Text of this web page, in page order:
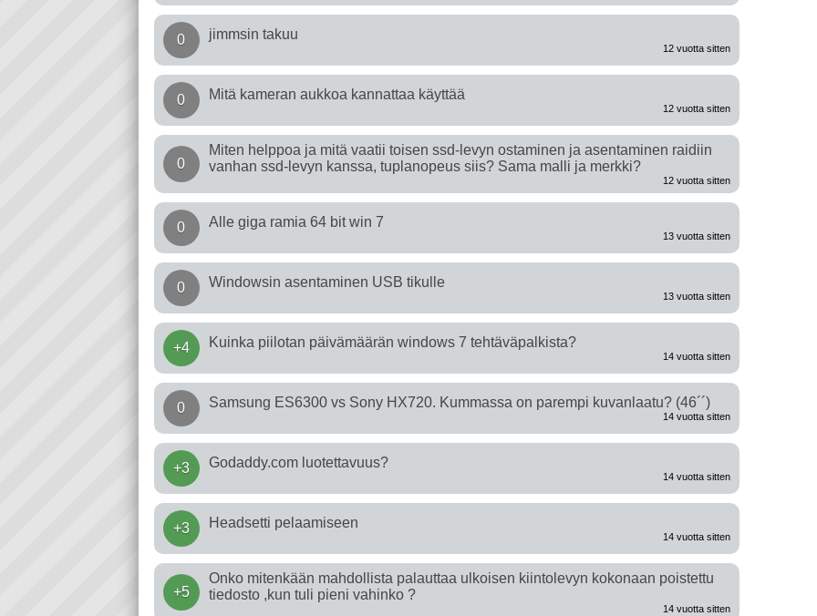
0 jimmsin takuu
12 vuotta sitten
0 Mitä kameran aukkoa kannattaa käyttää
12 vuotta sitten
0
Miten helppoa ja mitä vaatii toisen ssd-levyn ostaminen ja asentaminen raidiin
vanhan ssd-levyn kanssa, tuplanopeus siis? Sama malli ja merkki?
12 vuotta sitten
0 Alle giga ramia 64 bit win 7
13 vuotta sitten
0 Windowsin asentaminen USB tikulle
13 vuotta sitten
+4 Kuinka piilotan päivämäärän windows 7 tehtäväpalkista?
14 vuotta sitten
0 Samsung ES6300 vs Sony HX720. Kummassa on parempi kuvanlaatu? (46´´)
14 vuotta sitten
+3 Godaddy.com luotettavuus?
14 vuotta sitten
+3 Headsetti pelaamiseen
14 vuotta sitten
+5
Onko mitenkään mahdollista palauttaa ulkoisen kiintolevyn kokonaan poistettu
tiedosto ,kun tuli pieni vahinko ?
14 vuotta sitten